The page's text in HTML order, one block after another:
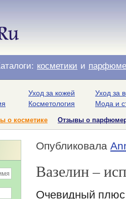
косметики и
Уход за кожей
Косметология
Уход за
Мода и
о косметике Отзывы о
Опубликовала
Вазелин –
Очевидный плюс